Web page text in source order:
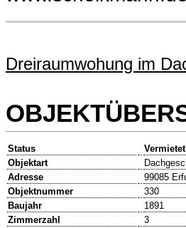
Dreiraumwohung im
Status
Vermietet
Objektart
Adresse
99085
Objektnummer
330
Baujahr
1891
Zimmerzahl
3